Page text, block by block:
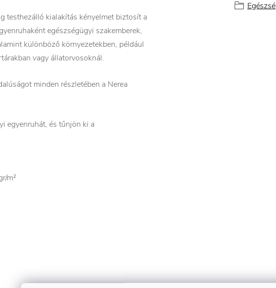
testhezálló kialakítás kényelmet biztosít a
egészségügyi szakemberek,
különböző környezetekben, például
vagy állatorvosoknál.
minden részletében a Nerea
egyenruhát, és tűnjön ki a
m²